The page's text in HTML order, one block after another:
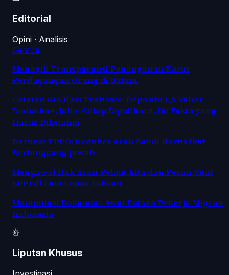
Editorial
Opini · Analisis
Semua
Menagih Transparansi Penanganan Kasus
Perdagangan Orang di Batam
Catatan 646 Hari Prabowo: Deposito 1,5 Miliar
Diabaikan, Jalur Gelap Dipelihara, Ini Fakta yang
Harus Diketahui
Darurat TPPO: Kedubes Arab Saudi Harus Ikut
Bertanggung jawab
Mengawal Hak Asasi Pelaut Kita dan Peran Vital
SPPI di Laut Lepas Taiwan
Manipulasi Dokumen: Awal Petaka Pekerja Migran
Indonesia
Liputan Khusus